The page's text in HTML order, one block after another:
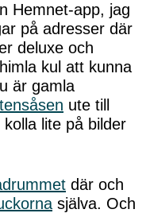
Hemnet-app, jag
på adresser där
deluxe och
kul att kunna
är gamla
ute till
lite på bilder
där och
själva. Och